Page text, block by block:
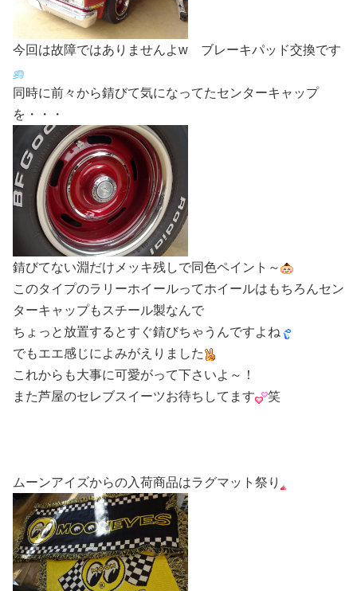
今回は故障ではありませんよw ブレーキパッド交換です
同時に前々から錆びて気になってたセンターキャップ
を・・・
錆びてない淵だけメッキ残しで同色ペイント～
このタイプのラリーホイールってホイールはもちろんセン
ターキャップもスチール製なんで
ちょっと放置するとすぐ錆びちゃうんですよね
でもエエ感じによみがえりました
これからも大事に可愛がって下さいよ～！
また芦屋のセレブスイーツお待ちしてます
笑
ムーンアイズからの入荷商品はラグマット祭り